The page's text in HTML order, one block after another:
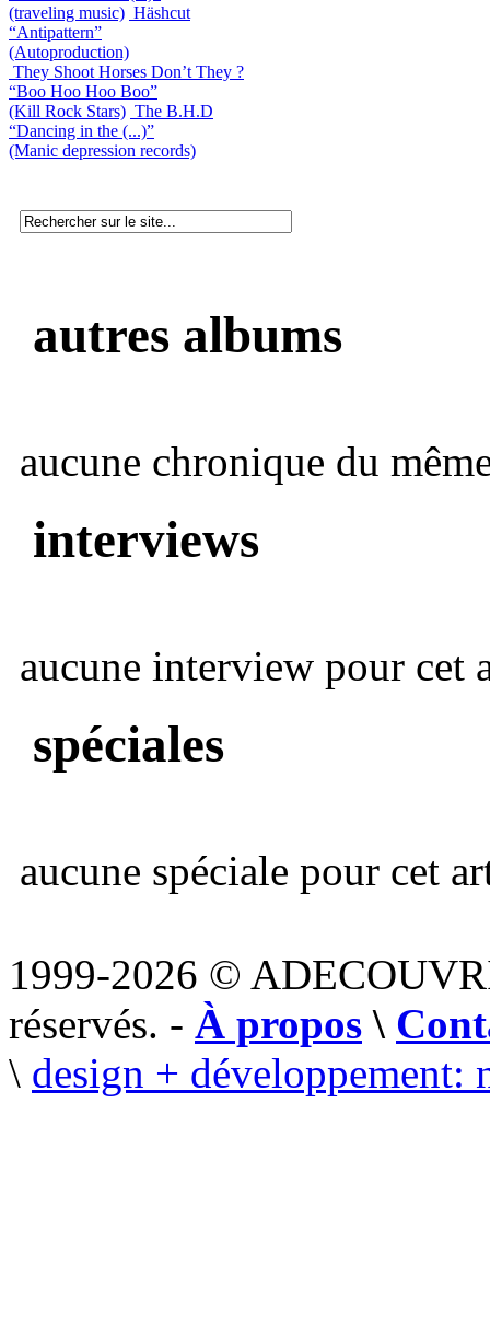
(traveling music) Häshcut
“Antipattern”
(Autoproduction)
They Shoot Horses Don’t They ?
“Boo Hoo Hoo Boo”
(Kill Rock Stars) The B.H.D
“Dancing in the (...)”
(Manic depression records)
autres albums
aucune chronique du
interviews
aucune interview pour cet
spéciales
aucune spéciale pour cet
1999-2026 ©
réservés. - À propos \
\ design + développement: